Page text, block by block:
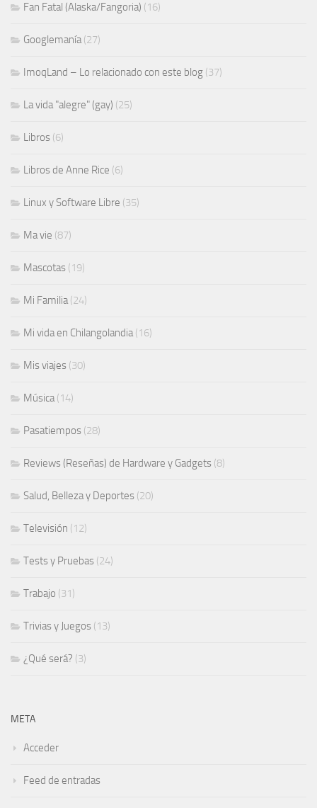
Fan Fatal (Alaska/Fangoria) (16)
Googlemanía(27)
ImoqLand – Lo relacionado con este blog (37)
La vida "alegre" (gay) (25)
Libros (6)
Libros de Anne Rice (6)
Linux y Software Libre (35)
Ma vie (87)
Mascotas (19)
Mi Familia(24)
Mi vida en Chilangolandia(16)
Mis viajes (30)
Música(14)
Pasatiempos (28)
Reviews (Reseñas) de Hardware y Gadgets (8)
Salud, Belleza y Deportes (20)
Televisión (12)
Tests y Pruebas (24)
Trabajo (31)
Trivias y Juegos (13)
¿Qué será? (3)
META
Acceder
Feed de entradas